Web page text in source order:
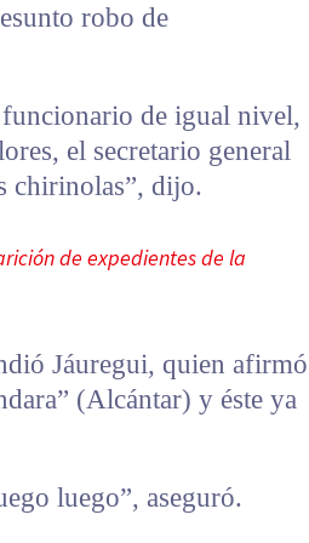
robo de
funcionario de igual nivel,
el secretario general
chirinolas”, dijo.
de expedientes de la
Jáuregui, quien afirmó
(Alcántar) y éste ya
luego”, aseguró.